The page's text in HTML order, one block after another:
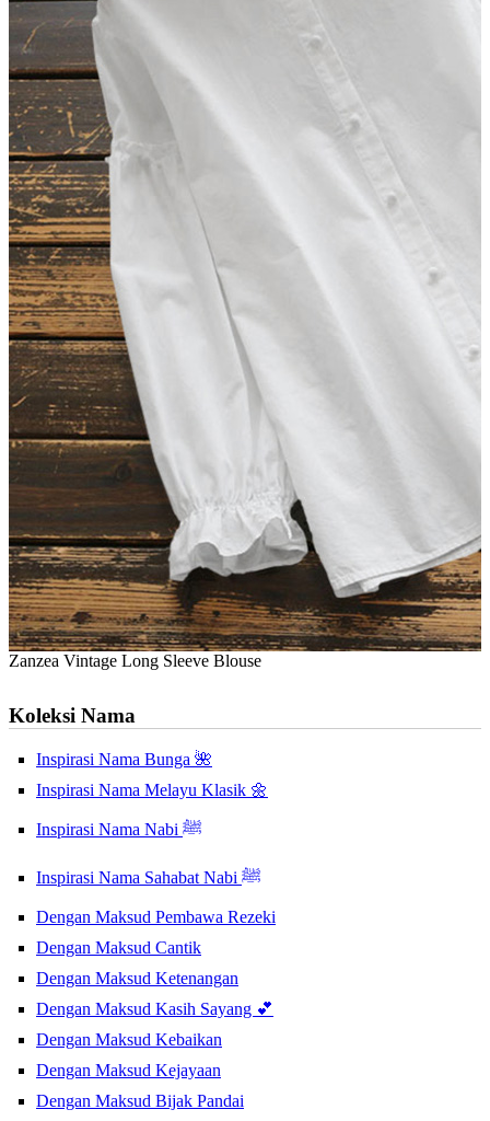
Zanzea Vintage Long Sleeve Blouse
Koleksi Nama
Inspirasi Nama Bunga 🌺
Inspirasi Nama Melayu Klasik 🌼
Inspirasi Nama Nabi ﷺ
Inspirasi Nama Sahabat Nabi ﷺ
Dengan Maksud Pembawa Rezeki
Dengan Maksud Cantik
Dengan Maksud Ketenangan
Dengan Maksud Kasih Sayang 💕
Dengan Maksud Kebaikan
Dengan Maksud Kejayaan
Dengan Maksud Bijak Pandai